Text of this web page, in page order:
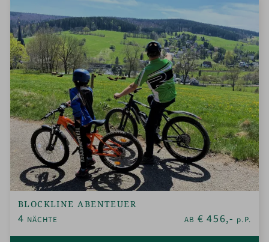
BLOCKLINE ABENTEUER
4 NÄCHTE AB € 456,- p.P.